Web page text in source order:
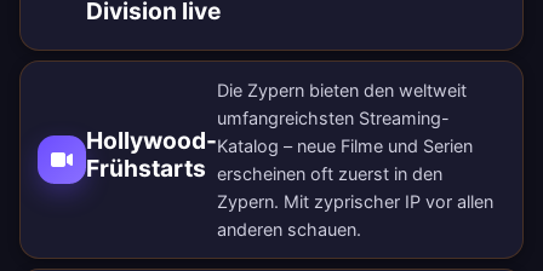
Division live
Hollywood-
Frühstarts
Die Zypern bieten den weltweit
umfangreichsten Streaming-
Katalog – neue Filme und Serien
erscheinen oft zuerst in den
Zypern. Mit zyprischer IP vor allen
anderen schauen.